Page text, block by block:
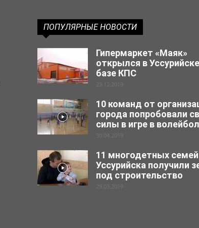
ПОПУЛЯРНЫЕ НОВОСТИ
Гипермаркет «Маяк»
открылся в
базе КПС
23.12.2019
10 команд от
города попробовали
силы в игре в волейбол
30.04.2019
11 многодетных семей
Уссурийска получили
под строительство
29.03.2019